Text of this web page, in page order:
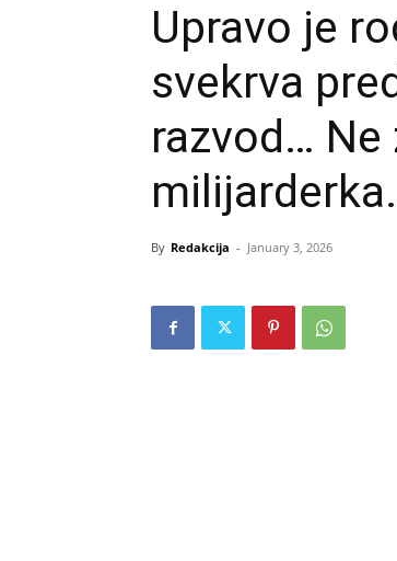
Upravo je
svekrva
razvod… Ne
By Redakcija - January 3, 2026